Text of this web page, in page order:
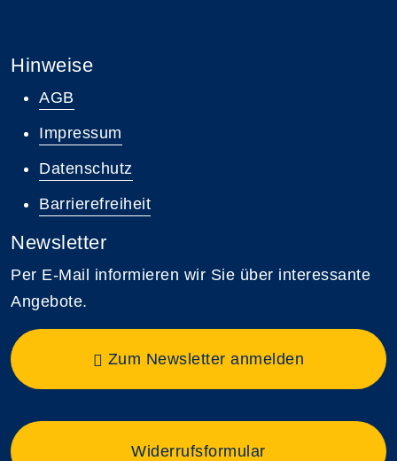
Hinweise
AGB
Impressum
Datenschutz
Barrierefreiheit
Newsletter
Per E-Mail informieren wir Sie über interessante
Angebote.
Zum Newsletter anmelden
Widerrufsformular